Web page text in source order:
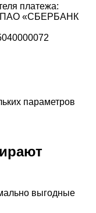
платежа:
«СБЕРБАНК
параметров
выгодные